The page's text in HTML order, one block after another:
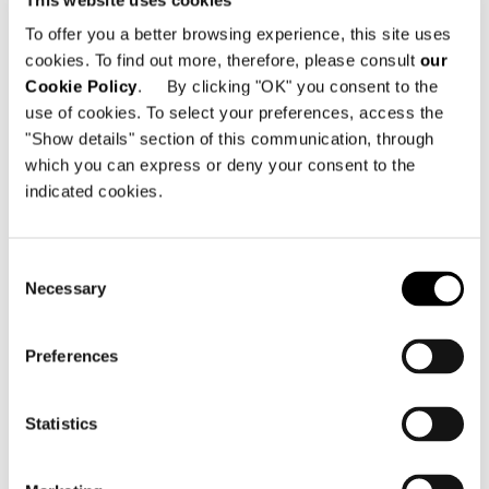
To offer you a better browsing experience, this site uses
cookies. To find out more, therefore, please consult our
Cookie Policy. By clicking "OK" you consent to the
use of cookies. To select your preferences, access the
"Show details" section of this communication, through
which you can express or deny your consent to the
indicated cookies.
Selection
Necessary
Preferences
Statistics